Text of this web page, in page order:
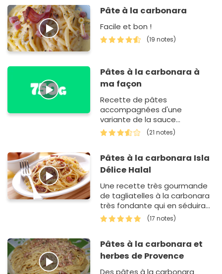
Pâte à la carbonara
Facile et bon !
(19 notes)
Pâtes à la carbonara à
ma façon
Recette de pâtes
accompagnées d'une
variante de la sauce
carbonara.
(21 notes)
Pâtes à la carbonara Isla
Délice Halal
Une recette très gourmande
de tagliatelles à la carbonara
très fondante qui en séduira
plus d'un.
(17 notes)
Pâtes à la carbonara et
herbes de Provence
Des pâtes à la carbonara